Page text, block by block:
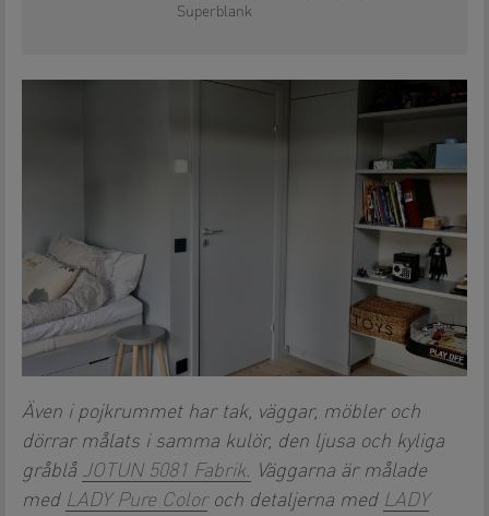
Superblank
Även i pojkrummet har tak, väggar, möbler och
dörrar målats i samma kulör, den ljusa och kyliga
gråblå JOTUN 5081 Fabrik. Väggarna är målade
med LADY Pure Coloroch detaljerna med LADY